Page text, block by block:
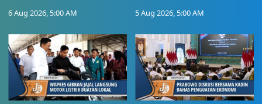
6 Aug 2026, 5:00 AM 5 Aug 2026, 5:00 AM